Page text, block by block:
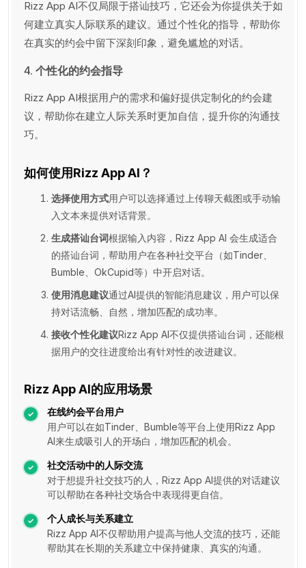
Rizz App AI不仅局限于搭讪技巧，它还会为你提供关于如
何建立真实人际联系的建议。通过个性化的指导，帮助你
在真实的约会中留下深刻印象，避免尴尬的对话。
4. 个性化的约会指导
Rizz App AI根据用户的需求和偏好提供定制化的约会建
议，帮助你在建立人际关系时更加自信，提升你的沟通技
巧。
如何使用Rizz App AI？
选择使用方式用户可以选择通过上传聊天截图或手动输
入文本来提供对话背景。
生成搭讪台词根据输入内容，Rizz App AI 会生成适合
的搭讪台词，帮助用户在各种社交平台（如Tinder、
Bumble、OkCupid等）中开启对话。
使用消息建议通过AI提供的智能消息建议，用户可以保
持对话流畅、自然，增加匹配的成功率。
接收个性化建议Rizz App AI不仅提供搭讪台词，还能根
据用户的交往进度给出有针对性的改进建议。
Rizz App AI的应用场景
在线约会平台用户
用户可以在如Tinder、Bumble等平台上使用Rizz App
AI来生成吸引人的开场白，增加匹配的机会。
社交活动中的人际交流
对于想提升社交技巧的人，Rizz App AI提供的对话建议
可以帮助在各种社交场合中表现得更自信。
个人成长与关系建立
Rizz App AI不仅帮助用户提高与他人交流的技巧，还能
帮助其在长期的关系建立中保持健康、真实的沟通。